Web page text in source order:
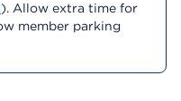
). Allow extra time for
member parking